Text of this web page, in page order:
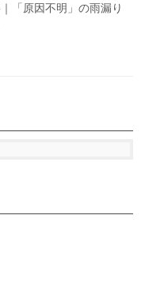
「原因不明」の雨漏り